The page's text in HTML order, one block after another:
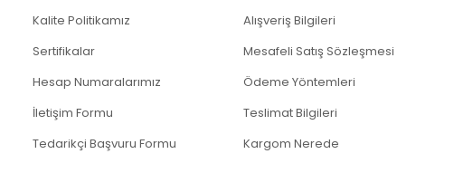
Kalite Politikamız
Sertifikalar
Hesap Numaralarımız
İletişim Formu
Tedarikçi Başvuru Formu
Alışveriş Bilgileri
Mesafeli Satış Sözleşmesi
Ödeme Yöntemleri
Teslimat Bilgileri
Kargom Nerede